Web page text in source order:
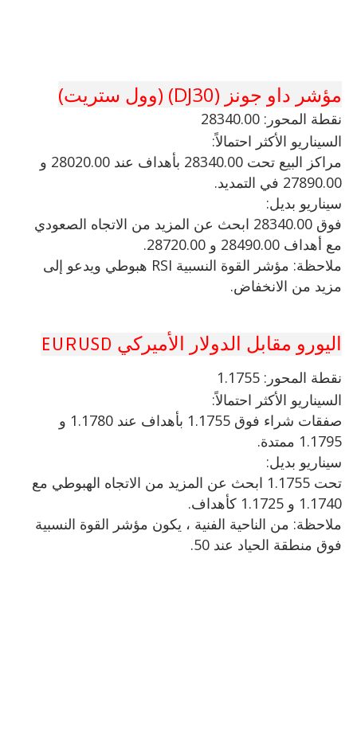
مؤشر داو جونز (DJ30) (وول ستريت)
نقطة المحور: 28340.00
السيناريو الأكثر احتمالاً:
مراكز البيع تحت 28340.00 بأهداف عند 28020.00 و
27890.00 في التمديد.
سيناريو بديل:
فوق 28340.00 ابحث عن المزيد من الاتجاه الصعودي
مع أهداف 28490.00 و 28720.00.
ملاحظة: مؤشر القوة النسبية RSI هبوطي ويدعو إلى
مزيد من الانخفاض.
اليورو مقابل الدولار الأميركي EURUSD
نقطة المحور: 1.1755
السيناريو الأكثر احتمالاً:
صفقات شراء فوق 1.1755 بأهداف عند 1.1780 و
1.1795 ممتدة.
سيناريو بديل:
تحت 1.1755 ابحث عن المزيد من الاتجاه الهبوطي مع
1.1740 و 1.1725 كأهداف.
ملاحظة: من الناحية الفنية ، يكون مؤشر القوة النسبية
فوق منطقة الحياد عند 50.